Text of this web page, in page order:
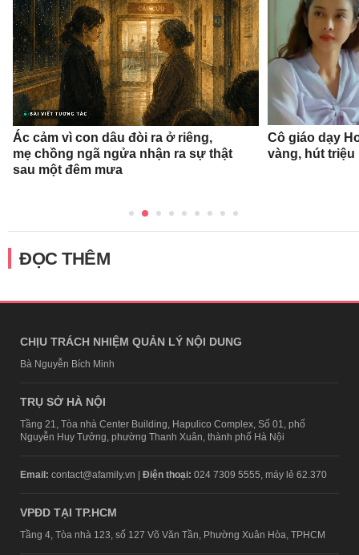
Ác cảm vì con dâu đòi ra ở riêng,
mẹ chồng ngã ngửa nhận ra sự thật
sau một đêm mưa
Cô giáo dạy
vàng, hút
ĐỌC THÊM
CHỊU TRÁCH NHIỆM QUẢN LÝ NỘI DUNG
Bà Nguyễn Bích Minh
TRỤ SỞ HÀ NỘI
Tầng 21, Tòa nhà Center Building, Hapulico Complex, Số 01, phố
Nguyễn Huy Tưởng, phường Thanh Xuân, thành phố Hà Nội
Email: contact@afamily.vn | Điện thoại: 024 7309 5555, máy lẻ 62.370
VPĐD TẠI TP.HCM
Tầng 4, Tòa nhà 123, số 127 Võ Văn Tần, Phường Xuân Hòa, TPHCM